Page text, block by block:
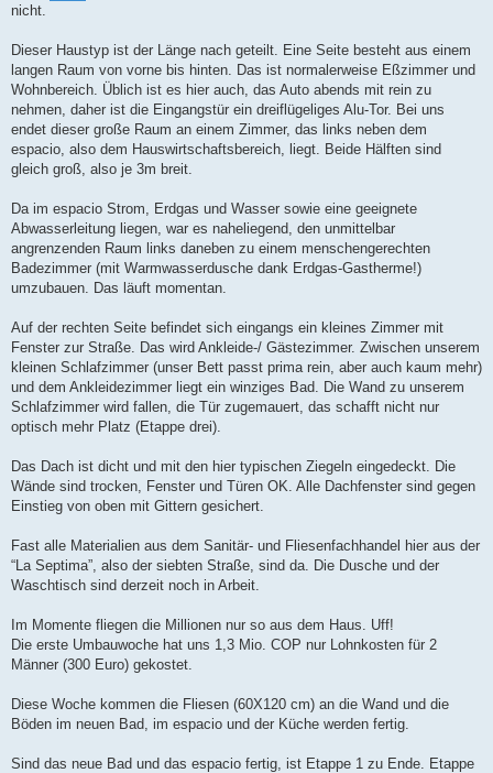
nicht.
Dieser Haustyp ist der Länge nach geteilt. Eine Seite besteht aus einem
langen Raum von vorne bis hinten. Das ist normalerweise Eßzimmer und
Wohnbereich. Üblich ist es hier auch, das Auto abends mit rein zu
nehmen, daher ist die Eingangstür ein dreiflügeliges Alu-Tor. Bei uns
endet dieser große Raum an einem Zimmer, das links neben dem
espacio, also dem Hauswirtschaftsbereich, liegt. Beide Hälften sind
gleich groß, also je 3m breit.
Da im espacio Strom, Erdgas und Wasser sowie eine geeignete
Abwasserleitung liegen, war es naheliegend, den unmittelbar
angrenzenden Raum links daneben zu einem menschengerechten
Badezimmer (mit Warmwasserdusche dank Erdgas-Gastherme!)
umzubauen. Das läuft momentan.
Auf der rechten Seite befindet sich eingangs ein kleines Zimmer mit
Fenster zur Straße. Das wird Ankleide-/ Gästezimmer. Zwischen unserem
kleinen Schlafzimmer (unser Bett passt prima rein, aber auch kaum mehr)
und dem Ankleidezimmer liegt ein winziges Bad. Die Wand zu unserem
Schlafzimmer wird fallen, die Tür zugemauert, das schafft nicht nur
optisch mehr Platz (Etappe drei).
Das Dach ist dicht und mit den hier typischen Ziegeln eingedeckt. Die
Wände sind trocken, Fenster und Türen OK. Alle Dachfenster sind gegen
Einstieg von oben mit Gittern gesichert.
Fast alle Materialien aus dem Sanitär- und Fliesenfachhandel hier aus der
“La Septima”, also der siebten Straße, sind da. Die Dusche und der
Waschtisch sind derzeit noch in Arbeit.
Im Momente fliegen die Millionen nur so aus dem Haus. Uff!
Die erste Umbauwoche hat uns 1,3 Mio. COP nur Lohnkosten für 2
Männer (300 Euro) gekostet.
Diese Woche kommen die Fliesen (60X120 cm) an die Wand und die
Böden im neuen Bad, im espacio und der Küche werden fertig.
Sind das neue Bad und das espacio fertig, ist Etappe 1 zu Ende. Etappe